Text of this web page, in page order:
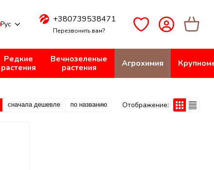
Рус +380739538471
Перезвонить вам?
Редкие
растения
Вечнозеленые
растения
Агрохимия
сначала дешевле по названию Отображение: